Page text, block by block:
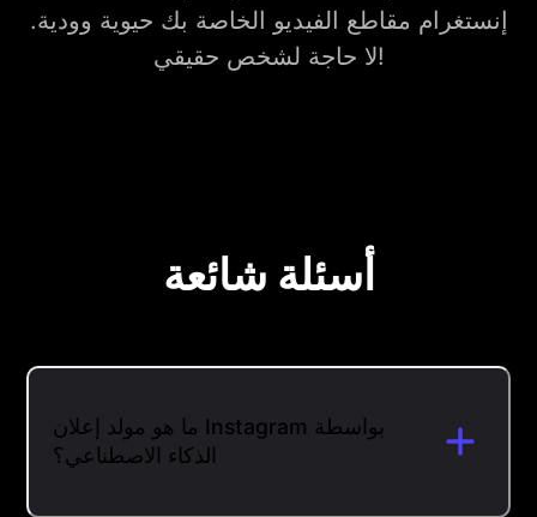
إنستغرام مقاطع الفيديو الخاصة بك حيوية وودية.
لا حاجة لشخص حقيقي!
أسئلة شائعة
ما هو مولد إعلان Instagram بواسطة
الذكاء الاصطناعي؟